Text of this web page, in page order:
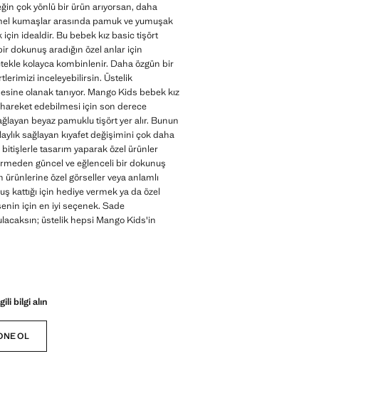
çok yönlü bir ürün arıyorsan, daha
kumaşlar arasında pamuk ve yumuşak
için idealdir. Bu bebek kız basic tişört
dokunuş aradığın özel anlar için
kolayca kombinlenir. Daha özgün bir
inceleyebilirsin. Üstelik
olanak tanıyor. Mango Kids bebek kız
edebilmesi için son derece
beyaz pamuklu tişört yer alır. Bunun
sağlayan kıyafet değişimini çok daha
tasarım yaparak özel ürünler
güncel ve eğlenceli bir dokunuş
özel görseller veya anlamlı
kattığı için hediye vermek ya da özel
için en iyi seçenek. Sade
üstelik hepsi Mango Kids'in
bilgi alın
OL